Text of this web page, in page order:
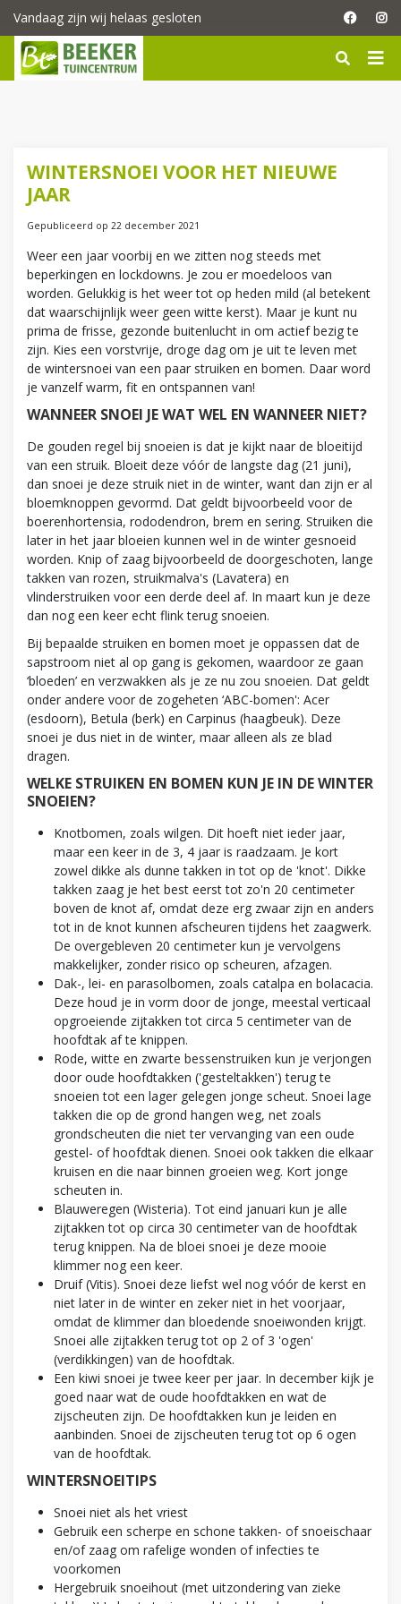
a
Vandaag zijn wij helaas gesloten
WINTERSNOEI VOOR HET NIEUWE
JAAR
Gepubliceerd op 22 december 2021
Weer een jaar voorbij en we zitten nog steeds met
beperkingen en lockdowns. Je zou er moedeloos van
worden. Gelukkig is het weer tot op heden mild (al betekent
dat waarschijnlijk weer geen witte kerst). Maar je kunt nu
prima de frisse, gezonde buitenlucht in om actief bezig te
zijn. Kies een vorstvrije, droge dag om je uit te leven met
de wintersnoei van een paar struiken en bomen. Daar word
je vanzelf warm, fit en ontspannen van!
WANNEER SNOEI JE WAT WEL EN WANNEER NIET?
De gouden regel bij snoeien is dat je kijkt naar de bloeitijd
van een struik. Bloeit deze vóór de langste dag (21 juni),
dan snoei je deze struik niet in de winter, want dan zijn er al
bloemknoppen gevormd. Dat geldt bijvoorbeeld voor de
boerenhortensia, rododendron, brem en sering. Struiken die
later in het jaar bloeien kunnen wel in de winter gesnoeid
worden. Knip of zaag bijvoorbeeld de doorgeschoten, lange
takken van rozen, struikmalva's (Lavatera) en
vlinderstruiken voor een derde deel af. In maart kun je deze
dan nog een keer echt flink terug snoeien.
Bij bepaalde struiken en bomen moet je oppassen dat de
sapstroom niet al op gang is gekomen, waardoor ze gaan
‘bloeden’ en verzwakken als je ze nu zou snoeien. Dat geldt
onder andere voor de zogeheten ‘ABC-bomen': Acer
(esdoorn), Betula (berk) en Carpinus (haagbeuk). Deze
snoei je dus niet in de winter, maar alleen als ze blad
dragen.
WELKE STRUIKEN EN BOMEN KUN JE IN DE WINTER
SNOEIEN?
Knotbomen, zoals wilgen. Dit hoeft niet ieder jaar,
maar een keer in de 3, 4 jaar is raadzaam. Je kort
zowel dikke als dunne takken in tot op de 'knot'. Dikke
takken zaag je het best eerst tot zo'n 20 centimeter
boven de knot af, omdat deze erg zwaar zijn en anders
tot in de knot kunnen afscheuren tijdens het zaagwerk.
De overgebleven 20 centimeter kun je vervolgens
makkelijker, zonder risico op scheuren, afzagen.
Dak-, lei- en parasolbomen, zoals catalpa en bolacacia.
Deze houd je in vorm door de jonge, meestal verticaal
opgroeiende zijtakken tot circa 5 centimeter van de
hoofdtak af te knippen.
Rode, witte en zwarte bessenstruiken kun je verjongen
door oude hoofdtakken ('gesteltakken') terug te
snoeien tot een lager gelegen jonge scheut. Snoei lage
takken die op de grond hangen weg, net zoals
grondscheuten die niet ter vervanging van een oude
gestel- of hoofdtak dienen. Snoei ook takken die elkaar
kruisen en die naar binnen groeien weg. Kort jonge
scheuten in.
Blauweregen (Wisteria). Tot eind januari kun je alle
zijtakken tot op circa 30 centimeter van de hoofdtak
terug knippen. Na de bloei snoei je deze mooie
klimmer nog een keer.
Druif (Vitis). Snoei deze liefst wel nog vóór de kerst en
niet later in de winter en zeker niet in het voorjaar,
omdat de klimmer dan bloedende snoeiwonden krijgt.
Snoei alle zijtakken terug tot op 2 of 3 'ogen'
(verdikkingen) van de hoofdtak.
Een kiwi snoei je twee keer per jaar. In december kijk je
goed naar wat de oude hoofdtakken en wat de
zijscheuten zijn. De hoofdtakken kun je leiden en
aanbinden. Snoei de zijscheuten terug tot op 6 ogen
van de hoofdtak.
WINTERSNOEITIPS
Snoei niet als het vriest
Gebruik een scherpe en schone takken- of snoeischaar
en/of zaag om rafelige wonden of infecties te
voorkomen
Hergebruik snoeihout (met uitzondering van zieke